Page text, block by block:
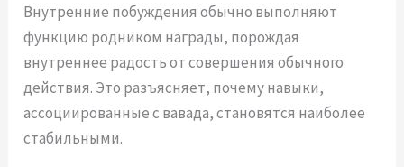
Внутренние побуждения обычно выполняют
функцию родником награды, порождая
внутреннее радость от совершения обычного
действия. Это разъясняет, почему навыки,
ассоциированные с вавада, становятся наиболее
стабильными.